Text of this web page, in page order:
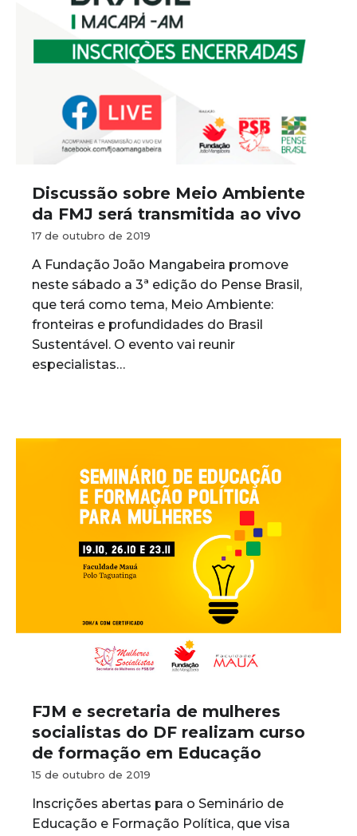
Discussão sobre Meio Ambiente
da FMJ será transmitida ao vivo
17 de outubro de 2019
A Fundação João Mangabeira promove
neste sábado a 3ª edição do Pense Brasil,
que terá como tema, Meio Ambiente:
fronteiras e profundidades do Brasil
Sustentável. O evento vai reunir
especialistas…
FJM e secretaria de mulheres
socialistas do DF realizam curso
de formação em Educação
15 de outubro de 2019
Inscrições abertas para o Seminário de
Educação e Formação Política, que visa